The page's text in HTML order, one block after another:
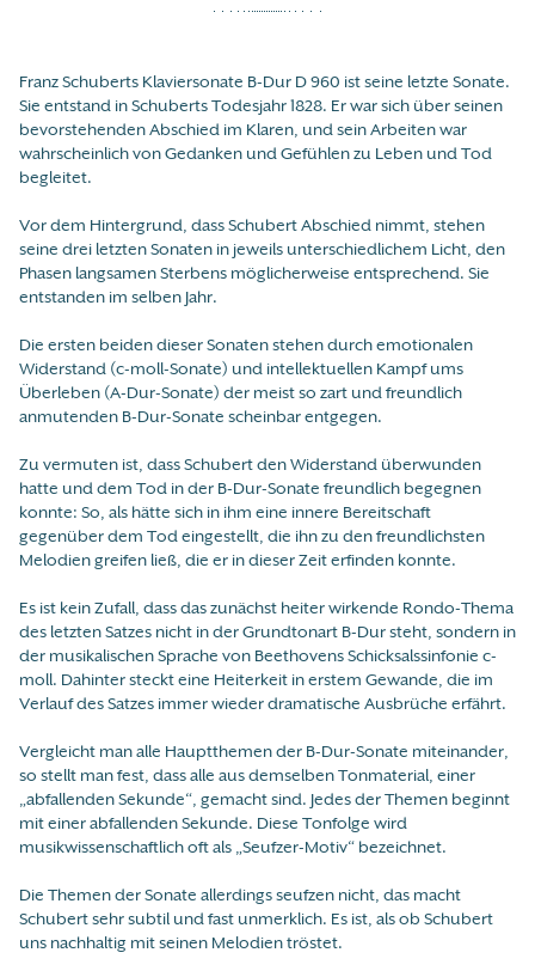
Franz Schuberts Klaviersonate B-Dur D 960 ist seine letzte Sonate.
Sie entstand in Schuberts Todesjahr 1828. Er war sich über seinen
bevorstehenden Abschied im Klaren, und sein Arbeiten war
wahrscheinlich von Gedanken und Gefühlen zu Leben und Tod
begleitet.
Vor dem Hintergrund, dass Schubert Abschied nimmt, stehen
seine drei letzten Sonaten in jeweils unterschiedlichem Licht, den
Phasen langsamen Sterbens möglicherweise entsprechend. Sie
entstanden im selben Jahr.
Die ersten beiden dieser Sonaten stehen durch emotionalen
Widerstand (c-moll-Sonate) und intellektuellen Kampf ums
Überleben (A-Dur-Sonate) der meist so zart und freundlich
anmutenden B-Dur-Sonate scheinbar entgegen.
Zu vermuten ist, dass Schubert den Widerstand überwunden
hatte und dem Tod in der B-Dur-Sonate freundlich begegnen
konnte: So, als hätte sich in ihm eine innere Bereitschaft
gegenüber dem Tod eingestellt, die ihn zu den freundlichsten
Melodien greifen ließ, die er in dieser Zeit erfinden konnte.
Es ist kein Zufall, dass das zunächst heiter wirkende Rondo-Thema
des letzten Satzes nicht in der Grundtonart B-Dur steht, sondern in
der musikalischen Sprache von Beethovens Schicksalssinfonie c-
moll. Dahinter steckt eine Heiterkeit in erstem Gewande, die im
Verlauf des Satzes immer wieder dramatische Ausbrüche erfährt.
Vergleicht man alle Hauptthemen der B-Dur-Sonate miteinander,
so stellt man fest, dass alle aus demselben Tonmaterial, einer
„abfallenden Sekunde“, gemacht sind. Jedes der Themen beginnt
mit einer abfallenden Sekunde. Diese Tonfolge wird
musikwissenschaftlich oft als „Seufzer-Motiv“ bezeichnet.
Die Themen der Sonate allerdings seufzen nicht, das macht
Schubert sehr subtil und fast unmerklich. Es ist, als ob Schubert
uns nachhaltig mit seinen Melodien tröstet.